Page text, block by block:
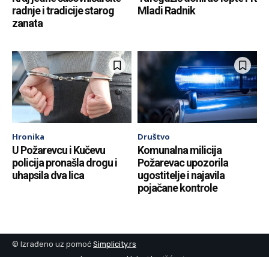
radnje i tradicije starog
zanata
Mladi Radnik
Hronika
U Požarevcu i Kučevu
policija pronašla drogu i
uhapsila dva lica
Društvo
Komunalna milicija
Požarevac upozorila
ugostitelje i najavila
pojačane kontrole
© Izrađeno uz pomoć Simplicity.rs